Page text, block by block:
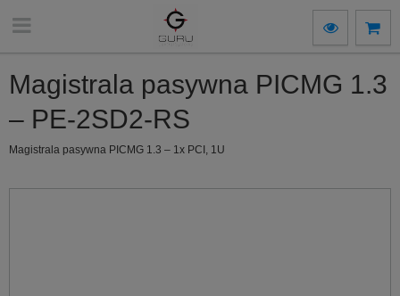
Magistrala pasywna PICMG 1.3
– PE-2SD2-RS
Magistrala pasywna PICMG 1.3 – 1x PCI, 1U